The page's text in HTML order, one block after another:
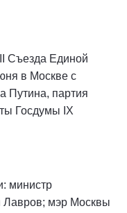
Съезда Единой
в Москве с
Путина, партия
Госдумы IX
министр
Лавров; мэр Москвы